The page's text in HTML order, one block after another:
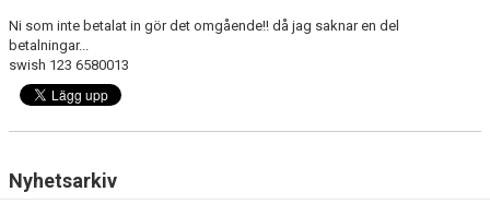
BILDER OCH FILMER
NYHETER
Ni som inte betalat in gör det omgående!! då jag saknar en del
betalningar...
swish 123 6580013
Nyhetsarkiv